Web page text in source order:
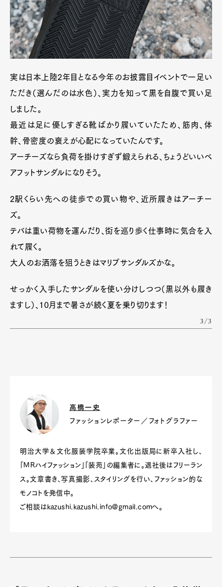
実は日本上陸2年目となる今年のお披露目イベントで一足い
ただき（選んだのは水色）、実力を知って黒を自腹で買い足
しました。
最近は足に優しすぎる靴ばかり履いていたため、筋肉、体
幹、骨密度の衰えが心配になっていたんです。
アーチーズなら負荷を掛けすぎず鍛えられる、ちょうどいいベ
アフットサンダルになりそう。
2駅くらい先への徒歩での買い物や、近所履きはアーチー
ズ。
テバは重い荷物を運んだり、街を巡り歩く仕事時に気合を入
れて履く。
大人のお洒落を狙うときはマリブサンダルズかな。
せっかく入手したサンダルを使い分けしつつ（黒以外も履き
ますし）、10月まで暑さが続く夏を乗り切ります！
3/3
高橋一史
ファッションレポーター／フォトグラファー
明治大学＆文化服装学院卒業。文化出版局に新卒入社し、
「MRハイファッション」「装苑」の編集者に。退社後はフリーラン
ス。文章書き、写真撮影、スタイリングを行い、ファッション的な
モノコトを発信中。
ご相談はkazushi.kazushi.info@gmail.comへ。